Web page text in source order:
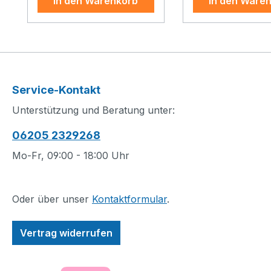
(Delosperma) mit
violetten Knospen
Echeveria mit langem
namens Ellie. Die Töpfe
haben fröhliche Smiley-
Böden, damit sie
schaukeln, wenn man
schaukelt vor und
Blumentopf schaukelt
Die LEGO Pflanzen
Kamelien, 3
Kamelien, 2
Rosen, 1
und 2 große
du nach
fertige Set wird
Service-Kontakt
Unterstützung und Beratung unter:
06205 2329268
Mo-Fr, 09:00 - 18:00 Uhr
Oder über unser Kontaktformular.
Vertrag widerrufen